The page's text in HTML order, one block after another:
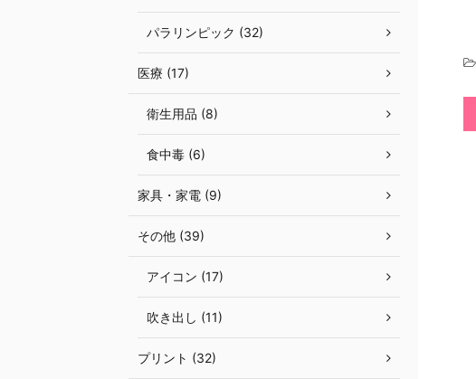
パラリンピック (32)
医療 (17)
衛生用品 (8)
食中毒 (6)
家具・家電 (9)
その他 (39)
アイコン (17)
吹き出し (11)
プリント (32)